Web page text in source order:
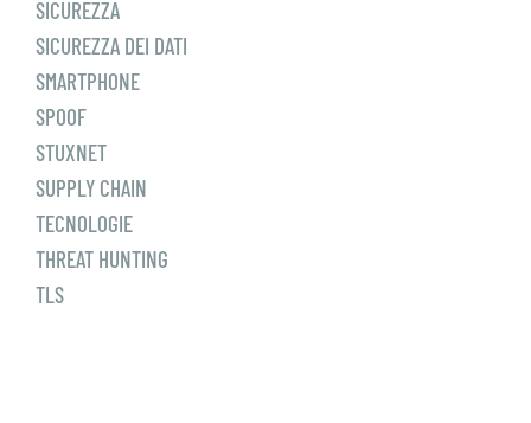
SICUREZZA
SICUREZZA DEI DATI
SMARTPHONE
SPOOF
STUXNET
SUPPLY CHAIN
TECNOLOGIE
THREAT HUNTING
TLS